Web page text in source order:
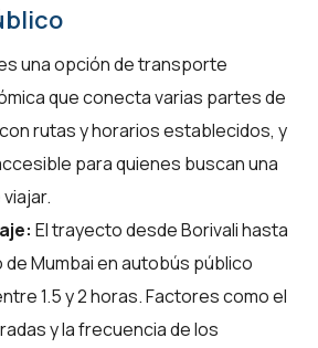
una opción de transporte
que conecta varias partes de
rutas y horarios establecidos, y
para quienes buscan una
El trayecto desde Borivali hasta
Mumbai en autobús público
1.5 y 2 horas. Factores como el
y la frecuencia de los